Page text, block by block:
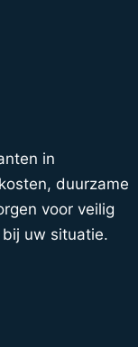
in
duurzame
voor veilig
uw situatie.